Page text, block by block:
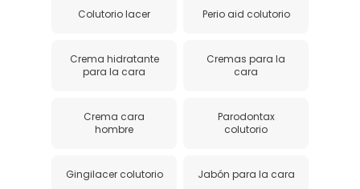
Colutorio lacer Perio aid colutorio
Crema hidratante
para la cara
Cremas para la
cara
Crema cara
hombre
Parodontax
colutorio
Gingilacer colutorio Jabón para la cara